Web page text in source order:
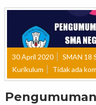
30 April 2020 SMAN 18
Kurikulum
Tidak ada